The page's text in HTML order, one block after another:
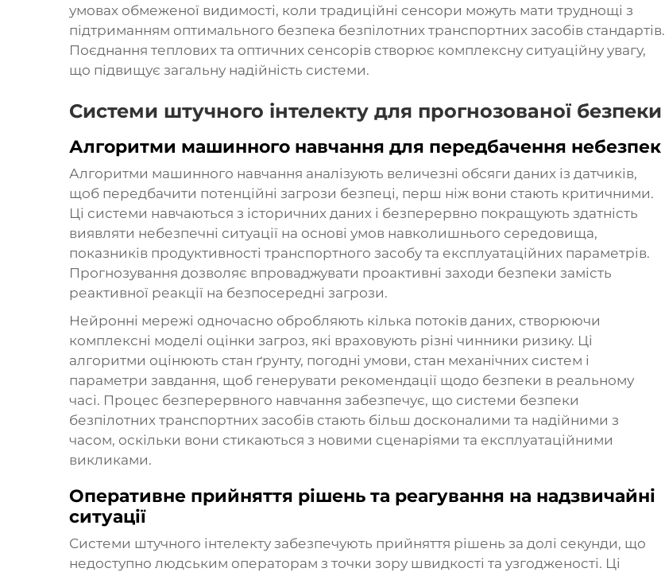
умовах обмеженої видимості, коли традиційні сенсори можуть мати труднощі з
підтриманням оптимального безпека безпілотних транспортних засобів стандартів.
Поєднання теплових та оптичних сенсорів створює комплексну ситуаційну увагу,
що підвищує загальну надійність системи.
Системи штучного інтелекту для прогнозованої безпеки
Алгоритми машинного навчання для передбачення небезпек
Алгоритми машинного навчання аналізують величезні обсяги даних із датчиків,
щоб передбачити потенційні загрози безпеці, перш ніж вони стають критичними.
Ці системи навчаються з історичних даних і безперервно покращують здатність
виявляти небезпечні ситуації на основі умов навколишнього середовища,
показників продуктивності транспортного засобу та експлуатаційних параметрів.
Прогнозування дозволяє впроваджувати проактивні заходи безпеки замість
реактивної реакції на безпосередні загрози.
Нейронні мережі одночасно обробляють кілька потоків даних, створюючи
комплексні моделі оцінки загроз, які враховують різні чинники ризику. Ці
алгоритми оцінюють стан ґрунту, погодні умови, стан механічних систем і
параметри завдання, щоб генерувати рекомендації щодо безпеки в реальному
часі. Процес безперервного навчання забезпечує, що системи безпеки
безпілотних транспортних засобів стають більш досконалими та надійними з
часом, оскільки вони стикаються з новими сценаріями та експлуатаційними
викликами.
Оперативне прийняття рішень та реагування на надзвичайні
ситуації
Системи штучного інтелекту забезпечують прийняття рішень за долі секунди, що
недоступно людським операторам з точки зору швидкості та узгодженості. Ці